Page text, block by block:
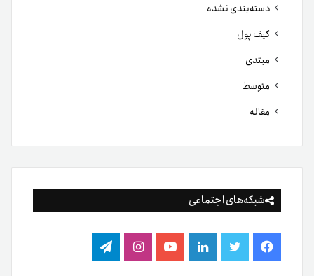
دسته‌بندی نشده
کیف پول
مبتدی
متوسط
مقاله
شبکه‌های اجتماعی
فیس توییتر لینکدینیوتیوباینستاگرام
تلگرام